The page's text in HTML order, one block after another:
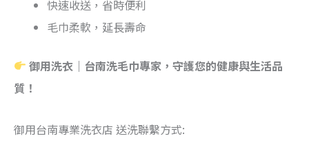
快速收送，省時便利
毛巾柔軟，延長壽命
御用洗衣｜台南洗毛巾專家，守護您的健康與生活品
質！
御用台南專業洗衣店 送洗聯繫方式: